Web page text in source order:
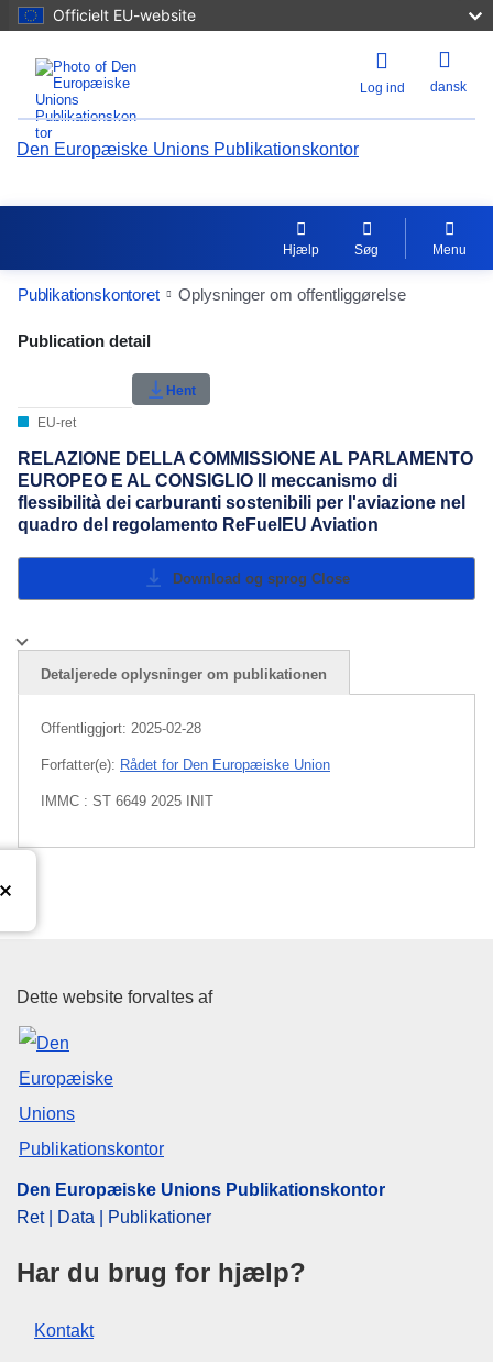
Officielt EU-website
Log ind dansk
Den Europæiske Unions Publikationskontor
Hjælp Søg Menu
Publikationskontoret Oplysninger om offentliggørelse
Publication Detail Actions Portlet
Publication detail
EU-ret
Hent
RELAZIONE DELLA COMMISSIONE AL PARLAMENTO
EUROPEO E AL CONSIGLIO Il meccanismo di
flessibilità dei carburanti sostenibili per l'aviazione nel
quadro del regolamento ReFuelEU Aviation
Download og sprog Close
Detaljerede oplysninger om publikationen
Offentliggjort: 2025-02-28
Forfatter(e): Rådet for Den Europæiske Union
IMMC : ST 6649 2025 INIT
Den Europæiske Unions
Dette website forvaltes af
Den Europæiske Unions Publikationskontor
Ret | Data | Publikationer
Har du brug for hjælp?
Kontakt